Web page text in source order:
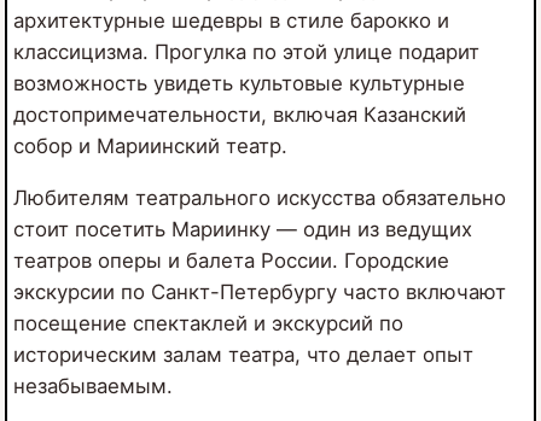
архитектурные шедевры в стиле барокко и
классицизма. Прогулка по этой улице подарит
возможность увидеть культовые культурные
достопримечательности, включая Казанский
собор и Мариинский театр.
Любителям театрального искусства обязательно
стоит посетить Мариинку — один из ведущих
театров оперы и балета России. Городские
экскурсии по Санкт-Петербургу часто включают
посещение спектаклей и экскурсий по
историческим залам театра, что делает опыт
незабываемым.